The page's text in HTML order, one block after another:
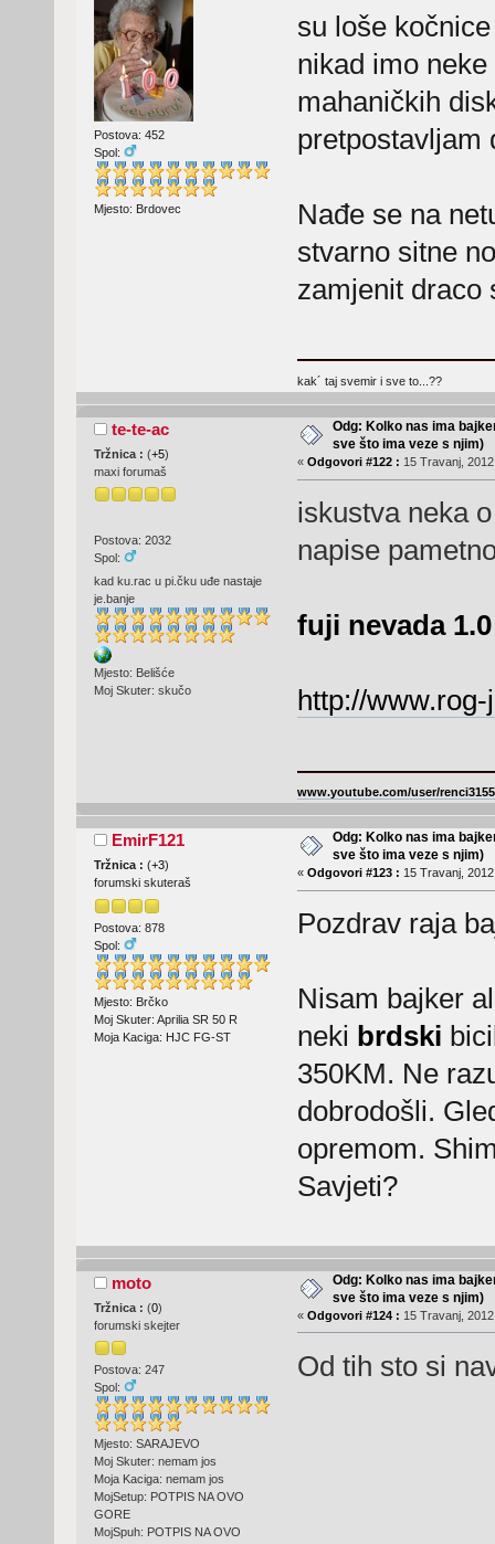
Postova: 452
Spol:
Mjesto: Brdovec
su loše
nikad imo
mahaničkih
pretpostavljam
Nađe se na
stvarno sitne
zamjenit draco
kak´ taj svemir i sve to...??
te-te-ac
Tržnica : (+5)
maxi forumaš
Postova: 2032
Spol:
kad ku.rac u pi.čku uđe nastaje
je.banje
Mjesto: Belišće
Moj Skuter: skučo
Odg: Kolko nas ima
sve što ima veze s njim)
« Odgovori #122 : 15 Travanj,
iskustva neka
napise
fuji nevada 1.0
http://
www.youtube.com/user/
EmirF121
Tržnica : (+3)
forumski skuteraš
Postova: 878
Spol:
Mjesto: Brčko
Moj Skuter: Aprilia SR 50 R
Moja Kaciga: HJC FG-ST
Odg: Kolko nas ima
sve što ima veze s njim)
« Odgovori #123 : 15 Travanj,
Pozdrav raja
Nisam bajker
neki brdski
350KM. Ne
dobrodošli.
opremom.
Savjeti?
moto
Tržnica : (0)
forumski skejter
Postova: 247
Spol:
Mjesto: SARAJEVO
Moj Skuter: nemam jos
Moja Kaciga: nemam jos
MojSetup: POTPIS NA OVO
GORE
MojSpuh: POTPIS NA OVO
Odg: Kolko nas ima
sve što ima veze s njim)
« Odgovori #124 : 15 Travanj,
Od tih sto si